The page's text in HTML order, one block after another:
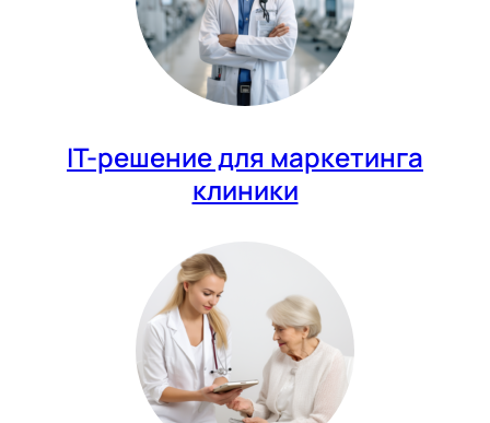
IT-решение для маркетинга
клиники